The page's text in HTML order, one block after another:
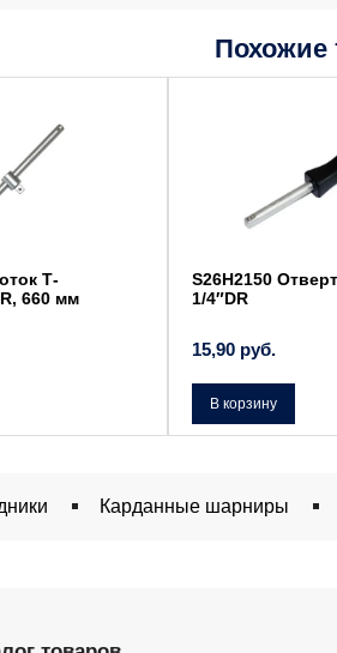
Похожие
Т-
660 мм
S26H2150
1/4″DR
15,90 руб.
В корзину
Карданные шарниры